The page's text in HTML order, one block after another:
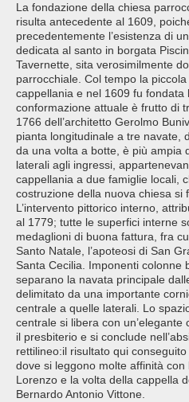
La fondazione della chiesa
risulta antecedente al 1609,
precedentemente l’esistenza di
dedicata al santo in borgata
Tavernette, sita verosimilmente
parrocchiale. Col tempo la
cappellania e nel 1609 fu
conformazione attuale è frutto di
1766 dell’architetto Gerolmo
pianta longitudinale a tre navate,
da una volta a botte, è più ampia
laterali agli ingressi,
cappellania a due famiglie locali,
costruzione della nuova chiesa si
L’intervento pittorico interno,
al 1779; tutte le superfici interne
medaglioni di buona fattura, fra
Santo Natale, l’apoteosi di San
Santa Cecilia. Imponenti colonne
separano la navata principale
delimitato da una importante
centrale a quelle laterali. Lo
centrale si libera con
il presbiterio e si conclude
rettilineo:il risultato qui
dove si leggono molte affinità
Lorenzo e la volta della cappella
Bernardo Antonio Vittone.